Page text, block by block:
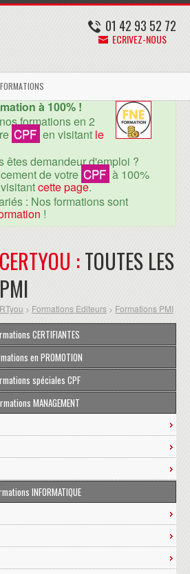
01 42 93 52 72
ECRIVEZ-NOUS
à 100% !
formations en 2
CPF en visitant le
êtes demandeur d'emploi ?
de votre CPF à 100%
cette page.
: Nos formations sont
!
:TOUTES LES
> Formations Editeurs > Formations PMI
CERTIFIANTES
en PROMOTION
spéciales CPF
MANAGEMENT
INFORMATIQUE